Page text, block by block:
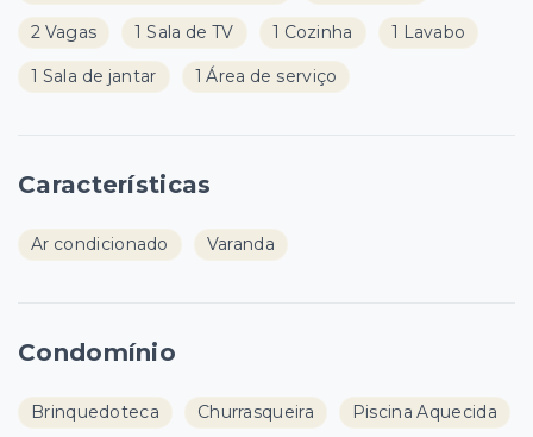
2 Vagas 1 Sala de TV 1 Cozinha 1 Lavabo
1 Sala de jantar 1 Área de serviço
Características
Ar condicionado Varanda
Condomínio
Brinquedoteca Churrasqueira Piscina Aquecida